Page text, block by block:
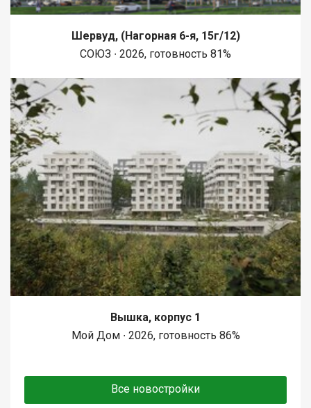
Шервуд, (Нагорная 6-я, 15г/12)
СОЮЗ ∙ 2026, готовность 81%
Вышка, корпус 1
Мой Дом ∙ 2026, готовность 86%
Все новостройки